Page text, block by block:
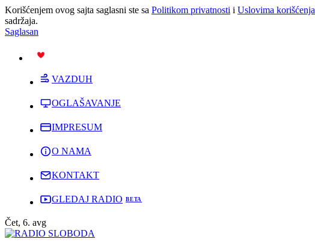
Korišćenjem ovog sajta saglasni ste sa Politikom privatnosti i Uslovima korišćenja
sadržaja.
Saglasan
VAZDUH
OGLAŠAVANJE
IMPRESUM
O NAMA
KONTAKT
GLEDAJ RADIO
Čet, 6. avg